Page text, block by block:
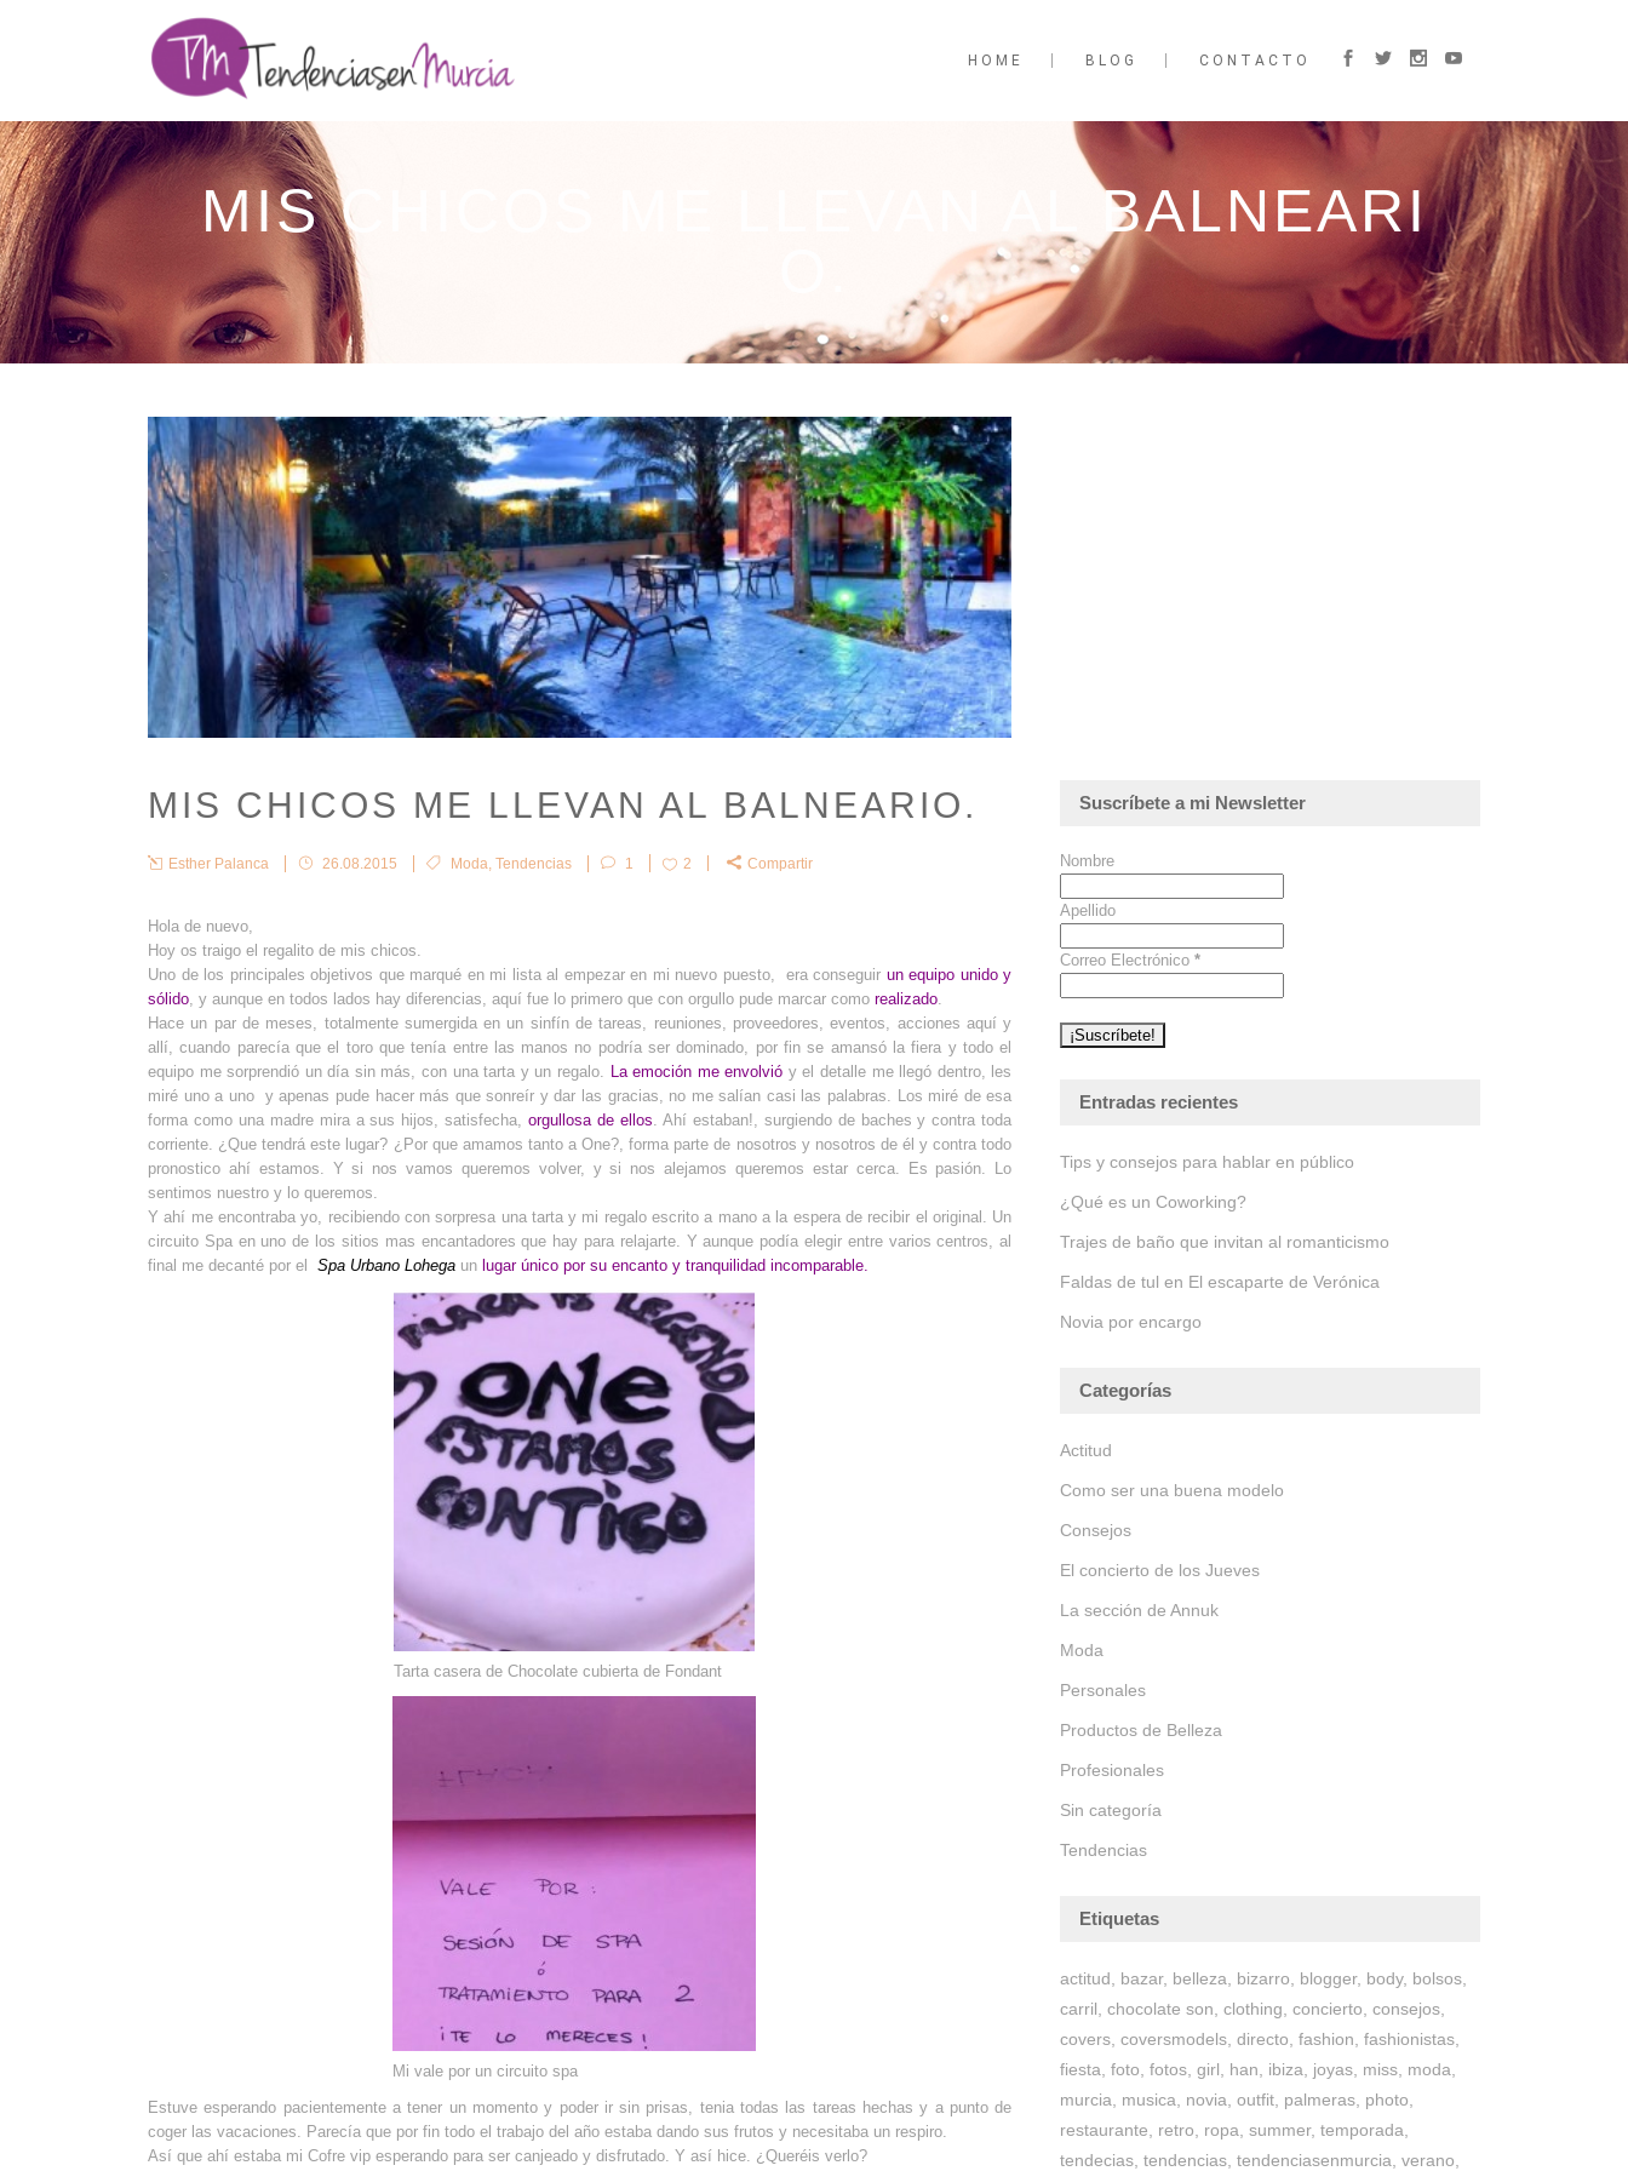
HOME BLOG CONTACTO
MIS CHICOS ME LLEVAN AL BALNEARI
MIS CHICOS ME LLEVAN AL BALNEARIO.
Esther Palanca 26.08.2015 Moda, Tendencias 1 2 Compartir
Hola de nuevo,
Hoy os traigo el regalito de mis chicos.
Uno de los principales objetivos que marqué en mi lista al empezar en mi nuevo puesto, era conseguir un equipo unido y
sólido, y aunque en todos lados hay diferencias, aquí fue lo primero que con orgullo pude marcar como realizado.
Hace un par de meses, totalmente sumergida en un sinfín de tareas, reuniones, proveedores, eventos, acciones aquí y
allí, cuando parecía que el toro que tenía entre las manos no podría ser dominado, por fin se amansó la fiera y todo el
equipo me sorprendió un día sin más, con una tarta y un regalo. La emoción me envolvió y el detalle me llegó dentro, les
miré uno a uno y apenas pude hacer más que sonreír y dar las gracias, no me salían casi las palabras. Los miré de esa
forma como una madre mira a sus hijos, satisfecha,orgullosa de ellos. Ahí estaban!, surgiendo de baches y contra toda
corriente. ¿Que tendrá este lugar? ¿Por que amamos tanto a One?, forma parte de nosotros y nosotros de él y contra todo
pronostico ahí estamos. Y si nos vamos queremos volver, y si nos alejamos queremos estar cerca. Es pasión. Lo
sentimos nuestro y lo queremos.
Y ahí me encontraba yo, recibiendo con sorpresa una tarta y mi regalo escrito a mano a la espera de recibir el original. Un
circuito Spa en uno de los sitios mas encantadores que hay para relajarte. Y aunque podía elegir entre varios centros, al
final me decanté por el Spa Urbano Lohega un lugar único por su encanto y tranquilidad incomparable.
Tarta casera de Chocolate cubierta de Fondant
Mi vale por un circuito spa
Estuve esperando pacientemente a tener un momento y poder ir sin prisas, tenia todas las tareas hechas y a punto de
coger las vacaciones. Parecía que por fin todo el trabajo del año estaba dando sus frutos y necesitaba un respiro.
Así que ahí estaba mi Cofre vip esperando para ser canjeado y disfrutado. Y así hice. ¿Queréis verlo?
Suscríbete a mi Newsletter
Nombre
Apellido
Correo Electrónico*
Entradas recientes
Tips y consejos para hablar en público
¿Qué es un Coworking?
Trajes de baño que invitan al romanticismo
Faldas de tul en El escaparte de Verónica
Novia por encargo
Categorías
Actitud
Como ser una buena modelo
Consejos
El concierto de los Jueves
La sección de Annuk
Moda
Personales
Productos de Belleza
Profesionales
Sin categoría
Tendencias
Etiquetas
actitud bazar belleza bizarro blogger body bolsos
carril chocolate son clothing concierto consejos
covers coversmodels directo fashion fashionistas
fiesta foto fotos girl han ibiza joyas miss moda
murcia
musica novia outfit palmeras photo
restaurante
retro ropa summer temporada
tendecias tendencias tendenciasenmurcia verano